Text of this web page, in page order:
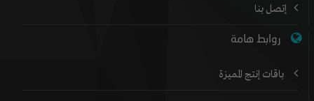
إتصل بنا
روابط هامة
باقات إنتج المميزة